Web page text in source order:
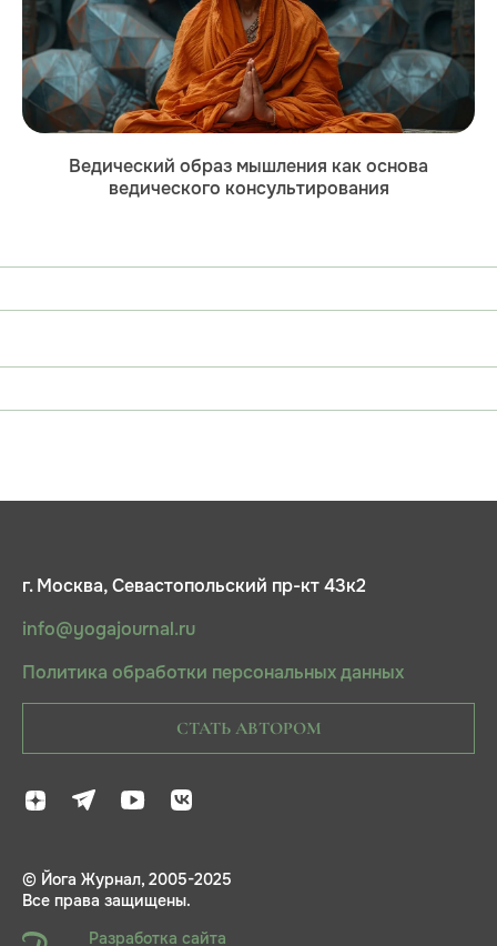
Ведический образ мышления как основа
ведического консультирования
г. Москва, Севастопольский пр-кт 43к2
info@yogajournal.ru
Политика обработки персональных данных
СТАТЬ АВТОРОМ
© Йога Журнал, 2005-2025
Все права защищены.
Разработка сайта